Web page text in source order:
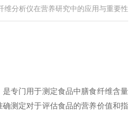
维分析仪在营养研究中的应用与重要性
专门用于测定食品中膳食纤维含量
测定对于评估食品的营养价值和指